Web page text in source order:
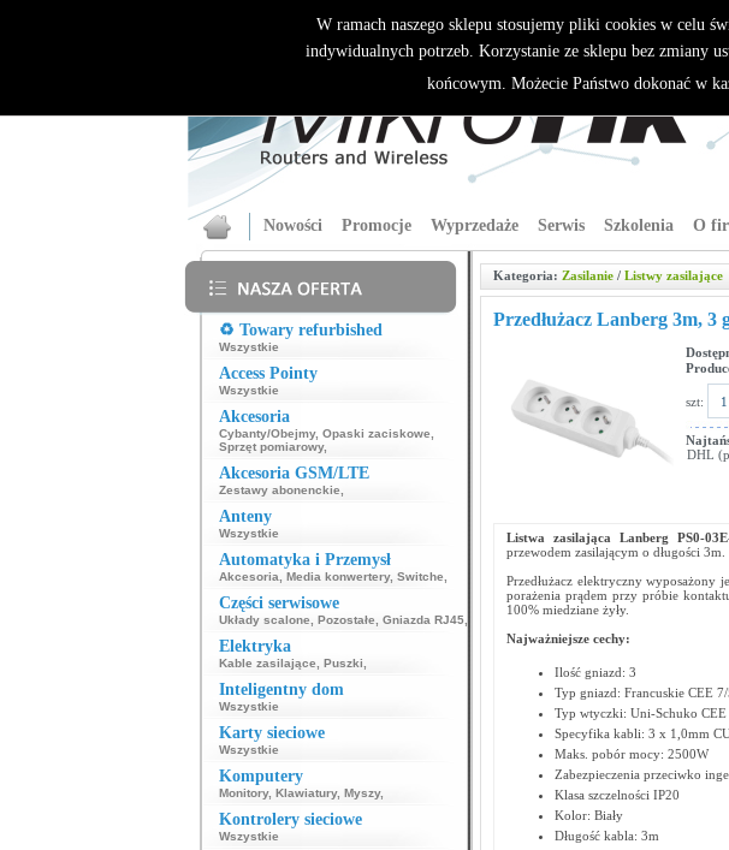
Nowości Promocje Wyprzedaże Serwis Szkolenia O
♻️ Towary refurbished
Wszystkie
Access Pointy
Wszystkie
Akcesoria
Cybanty/Obejmy, Opaski zaciskowe
Sprzęt pomiarowy,
Akcesoria GSM/LTE
Zestawy abonenckie
Anteny
Wszystkie
Automatyka i Przemysł
Akcesoria Media konwertery, Switche
Części serwisowe
Układy scalone Pozostałe Gniazda RJ45,
Elektryka
Kable zasilające Puszki
Inteligentny dom
Wszystkie
Karty sieciowe
Wszystkie
Komputery
Monitory, Klawiatury, Myszy,
Kontrolery sieciowe
Wszystkie
Kategoria: Zasilanie / Listwy zasilające
Przedłużacz Lanberg 3m, 3
szt:
DHL
Listwa zasilająca Lanberg PS0-
przewodem zasilającym o długości 3m.
Przedłużacz elektryczny wyposażony
porażenia prądem przy próbie
100% miedziane żyły.
Najważniejsze cechy:
Ilość gniazd: 3
Typ gniazd: Francuskie CEE 7/
Typ wtyczki: Uni-Schuko CEE
Specyfika kabli: 3 x 1,0mm
Maks. pobór mocy: 2500W
Zabezpieczenia przeciwko
Klasa szczelności IP20
Kolor: Biały
Długość kabla: 3m
W ramach naszego sklepu stosujemy pliki cookies w celu
indywidualnych potrzeb. Korzystanie ze sklepu bez zmiany
końcowym. Możecie Państwo dokonać w